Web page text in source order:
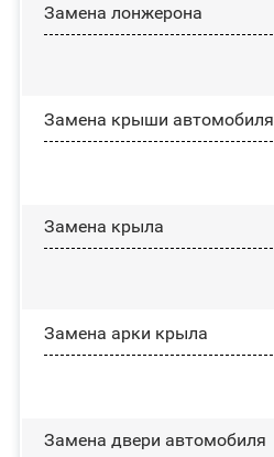
Замена лонжерона
Замена крыши автомобиля
Замена крыла
Замена арки крыла
Замена двери автомобиля